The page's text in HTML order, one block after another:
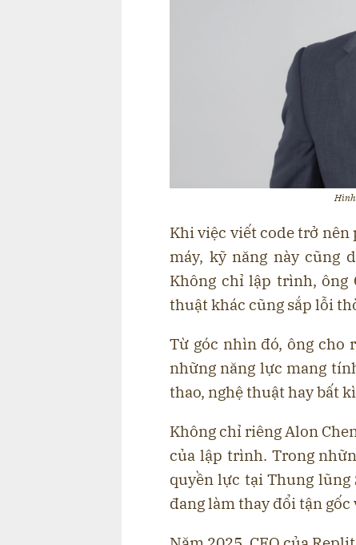
Khi việc viết code trở nên
máy, kỹ năng này cũng
Không chỉ lập trình, ông
thuật khác cũng sắp lỗi
Từ góc nhìn đó, ông cho
những năng lực mang
thao, nghệ thuật hay bất
Không chỉ riêng Alon
của lập trình. Trong
quyền lực tại Thung
đang làm thay đổi tận